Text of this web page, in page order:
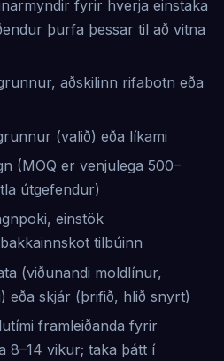
fyrir hverja einstaka
þurfa þessar til að vitna
aðskilinn rifabotn eða
(valið) eða líkami
(MOQ er venjulega 500–
útgefendur)
einstök
tilbúinn
(viðunandi moldlínur,
eða skjár (þrifið, hlið snyrt)
framleiðanda fyrir
8–14 vikur; taka þátt í